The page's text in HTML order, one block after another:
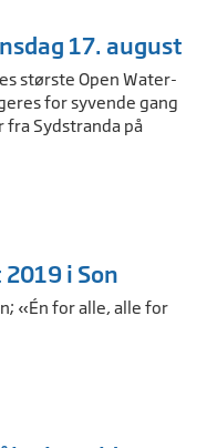
17. august
største Open Water-
for syvende gang
fra Sydstranda på
i Son
«Én for alle, alle for